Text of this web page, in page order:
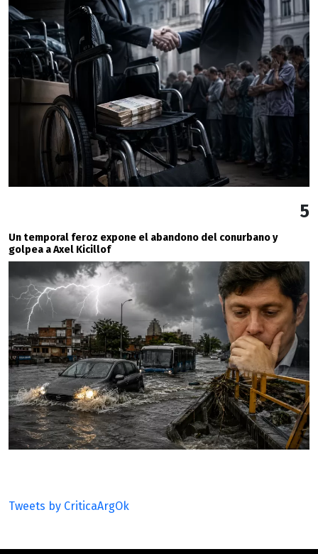
5
Un temporal feroz expone el abandono del conurbano y
golpea a Axel Kicillof
Tweets by CriticaArgOk